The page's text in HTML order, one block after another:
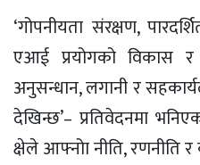
‘गोपनीयता संरक्षण,
एआई प्रयोगको विकास र
अनुसन्धान, लगानी र
देखिन्छ’– प्रतिवेदनमा
क्षेले आफ्नोा नीति, रणनीति